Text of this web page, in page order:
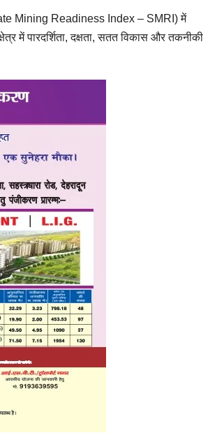
Mining Readiness Index – SMRI) में
में पारदर्शिता, दक्षता, सतत विकास और तकनीकी